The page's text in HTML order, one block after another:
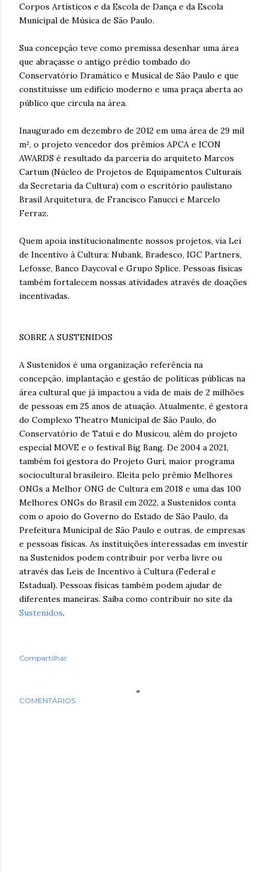
Corpos Artísticos e da Escola de Dança e da Escola
Municipal de Música de São Paulo.
Sua concepção teve como premissa desenhar uma área
que abraçasse o antigo prédio tombado do
Conservatório Dramático e Musical de São Paulo e que
constituísse um edifício moderno e uma praça aberta ao
público que circula na área.
Inaugurado em dezembro de 2012 em uma área de 29 mil
m², o projeto vencedor dos prêmios APCA e ICON
AWARDS é resultado da parceria do arquiteto Marcos
Cartum (Núcleo de Projetos de Equipamentos Culturais
da Secretaria da Cultura) com o escritório paulistano
Brasil Arquitetura, de Francisco Fanucci e Marcelo
Ferraz.
Quem apoia institucionalmente nossos projetos, via Lei
de Incentivo à Cultura: Nubank, Bradesco, IGC Partners,
Lefosse, Banco Daycoval e Grupo Splice. Pessoas físicas
também fortalecem nossas atividades através de doações
incentivadas.
SOBRE A SUSTENIDOS
A Sustenidos é uma organização referência na
concepção, implantação e gestão de políticas públicas na
área cultural que já impactou a vida de mais de 2 milhões
de pessoas em 25 anos de atuação. Atualmente, é gestora
do Complexo Theatro Municipal de São Paulo, do
Conservatório de Tatuí e do Musicou, além do projeto
especial MOVE e o festival Big Bang. De 2004 a 2021,
também foi gestora do Projeto Guri, maior programa
sociocultural brasileiro. Eleita pelo prêmio Melhores
ONGs a Melhor ONG de Cultura em 2018 e uma das 100
Melhores ONGs do Brasil em 2022, a Sustenidos conta
com o apoio do Governo do Estado de São Paulo, da
Prefeitura Municipal de São Paulo e outras, de empresas
e pessoas físicas. As instituições interessadas em investir
na Sustenidos podem contribuir por verba livre ou
através das Leis de Incentivo à Cultura (Federal e
Estadual). Pessoas físicas também podem ajudar de
diferentes maneiras. Saiba como contribuir no site da
Sustenidos.
Compartilhar
COMENTÁRIOS